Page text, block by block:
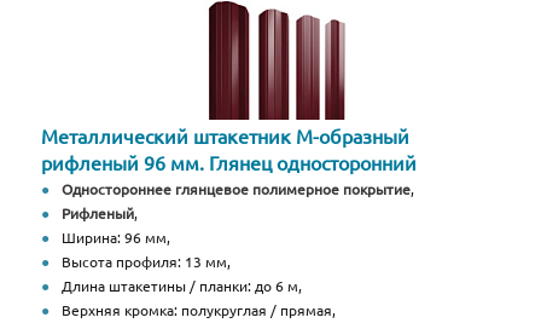
Металлический штакетник М-образный
рифленый 96 мм. Глянец односторонний
Одностороннее глянцевое полимерное покрытие,
Рифленый,
Ширина: 96 мм,
Высота профиля: 13 мм,
Длина штакетины / планки: до 6 м,
Верхняя кромка: полукруглая / прямая,